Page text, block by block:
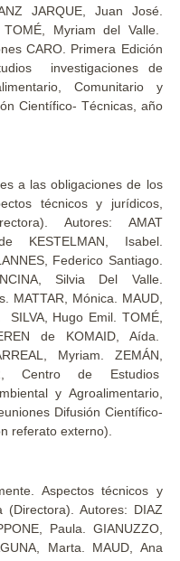
JARQUE, Juan José.
Myriam del Valle.
CARO. Primera Edición
investigaciones de
Comunitario y
Científico- Técnicas, año
a las obligaciones de los
técnicos y jurídicos,
Autores: AMAT
KESTELMAN, Isabel.
Federico Santiago.
Silvia Del Valle.
MATTAR, Mónica. MAUD,
Hugo Emil. TOMÉ,
de KOMAID, Aída.
Myriam. ZEMÁN,
Centro de Estudios
y Agroalimentario,
Difusión Científico-
referato externo).
Aspectos técnicos y
(Directora). Autores: DIAZ
Paula. GIANUZZO,
Marta. MAUD, Ana